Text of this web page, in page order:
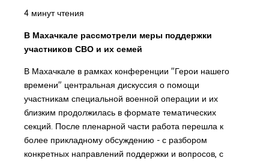
4 минут чтения
В Махачкале рассмотрели меры поддержки
участников СВО и их семей
В Махачкале в рамках конференции "Герои нашего
времени" центральная дискуссия о помощи
участникам специальной военной операции и их
близким продолжилась в формате тематических
секций. После пленарной части работа перешла к
более прикладному обсуждению - с разбором
конкретных направлений поддержки и вопросов, с